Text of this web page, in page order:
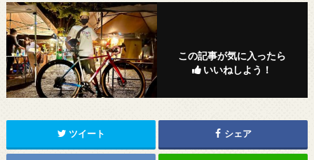
この記事が気に入ったら
いいねしよう！
ツイート シェア